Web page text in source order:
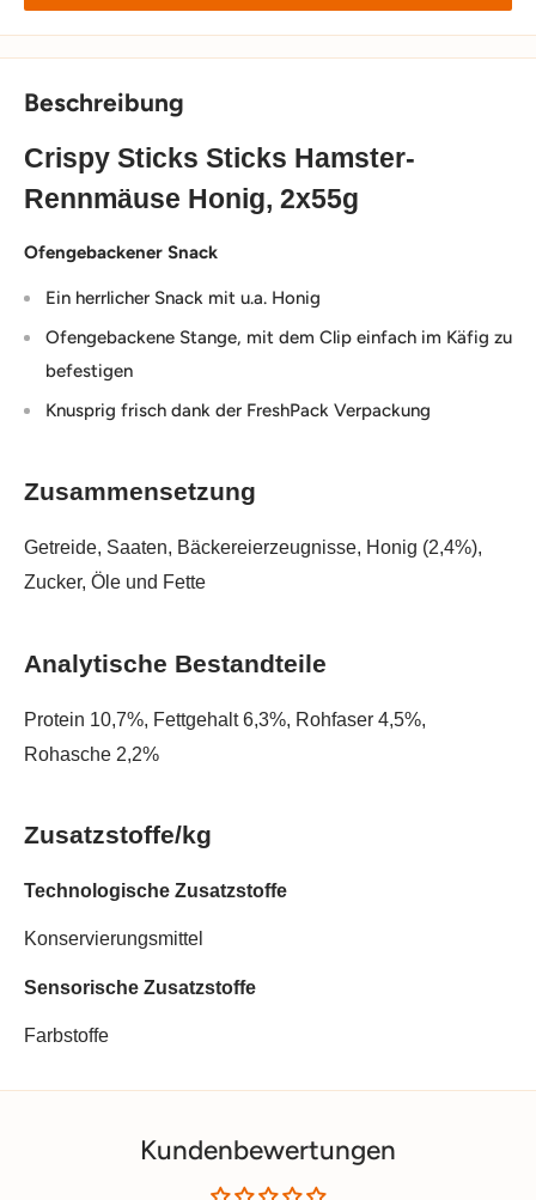
Beschreibung
Crispy Sticks Sticks Hamster-
Rennmäuse Honig, 2x55g
Ofengebackener Snack
Ein herrlicher Snack mit u.a. Honig
Ofengebackene Stange, mit dem Clip einfach im Käfig zu
befestigen
Knusprig frisch dank der FreshPack Verpackung
Zusammensetzung
Getreide, Saaten, Bäckereierzeugnisse, Honig (2,4%),
Zucker, Öle und Fette
Analytische Bestandteile
Protein 10,7%, Fettgehalt 6,3%, Rohfaser 4,5%,
Rohasche 2,2%
Zusatzstoffe/kg
Technologische Zusatzstoffe
Konservierungsmittel
Sensorische Zusatzstoffe
Farbstoffe
Kundenbewertungen